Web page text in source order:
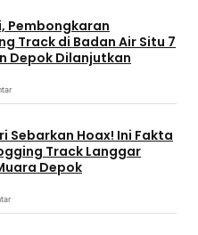
Pembongkaran
Track di Badan Air Situ 7
Depok Dilanjutkan
Sebarkan Hoax! Ini Fakta
Track Langgar
Depok